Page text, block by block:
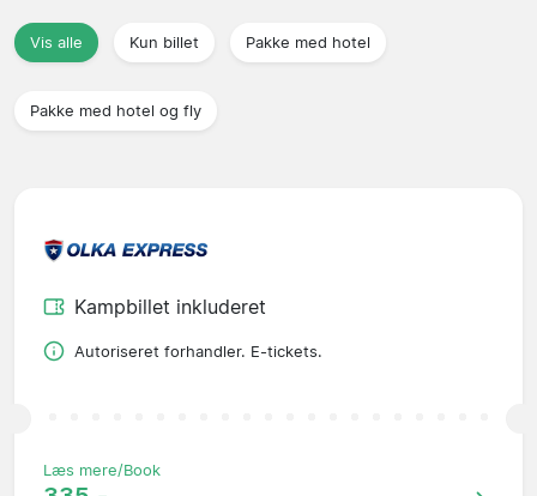
Vis alle Kun billet Pakke med hotel
Pakke med hotel og fly
Kampbillet inkluderet
Autoriseret forhandler. E-tickets.
Læs mere/Book